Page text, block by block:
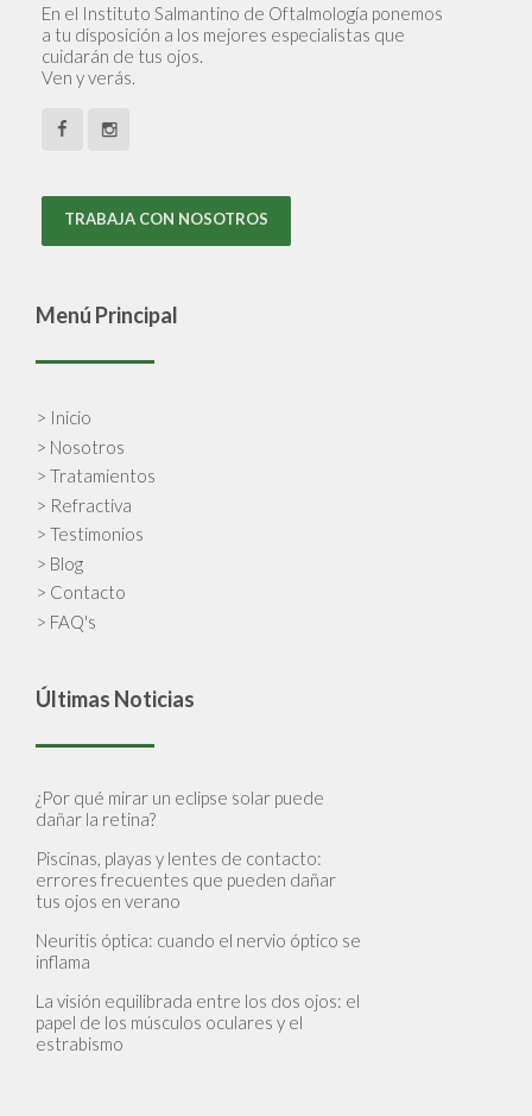
En el Instituto Salmantino de Oftalmología ponemos
a tu disposición a los mejores especialistas que
cuidarán de tus ojos.
Ven y verás.
TRABAJA CON NOSOTROS
Menú Principal
> Inicio
> Nosotros
> Tratamientos
> Refractiva
> Testimonios
> Blog
> Contacto
> FAQ's
Últimas Noticias
¿Por qué mirar un eclipse solar puede
dañar la retina?
Piscinas, playas y lentes de contacto:
errores frecuentes que pueden dañar
tus ojos en verano
Neuritis óptica: cuando el nervio óptico se
inflama
La visión equilibrada entre los dos ojos: el
papel de los músculos oculares y el
estrabismo